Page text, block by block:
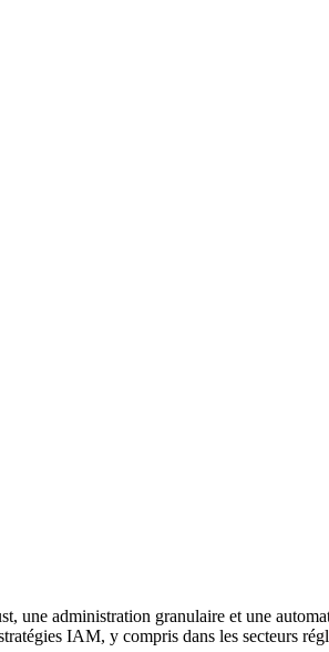
une administration granulaire et une
IAM, y compris dans les secteurs